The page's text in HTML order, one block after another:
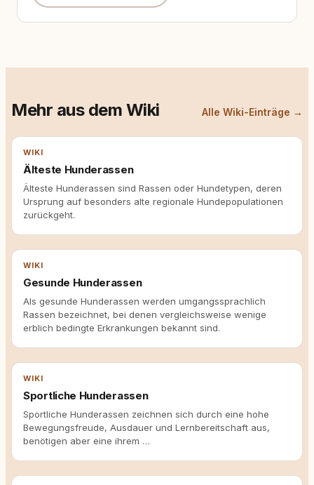
Mehr aus dem Wiki Alle Wiki-Einträge →
WIKI
Älteste Hunderassen
Älteste Hunderassen sind Rassen oder Hundetypen, deren
Ursprung auf besonders alte regionale Hundepopulationen
zurückgeht.
WIKI
Gesunde Hunderassen
Als gesunde Hunderassen werden umgangssprachlich
Rassen bezeichnet, bei denen vergleichsweise wenige
erblich bedingte Erkrankungen bekannt sind.
WIKI
Sportliche Hunderassen
Sportliche Hunderassen zeichnen sich durch eine hohe
Bewegungsfreude, Ausdauer und Lernbereitschaft aus,
benötigen aber eine ihrem …